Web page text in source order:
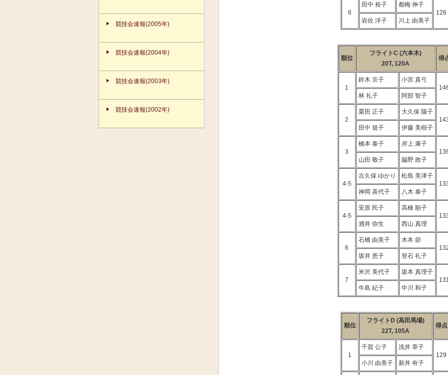
競技会速報(2005年)
競技会速報(2004年)
競技会速報(2003年)
競技会速報(2002年)
8
田中 裕子
都梅 伸子
126
岩佐 洋子
川上 由美子
順位
フライトC (六本木)
20T, 120A
得
1
鈴木 京子
小宮 真弓
林 礼子
阿部 智子
2
栗田 正子
大久保 陽子
田中 規子
伊藤 美樹子
3
橋本 泰子
岸上 康子
山田 敬子
脇野 政子
4-5
古久保 ゆかり
松島 美津子
神岡 喜代子
八木 泰子
4-5
安原 民子
高橋 順子
酒井 弥生
西山 真理
6
石橋 由美子
木本 節
坂井 恵子
登石 礼子
7
米沢 美代子
坂本 真理子
牛島 紀子
中川 和子
順位
フライトD (高田馬場)
22T, 105A
得点
1
千賀 公子
浅井 章子
129
小川 由美子
新井 有子